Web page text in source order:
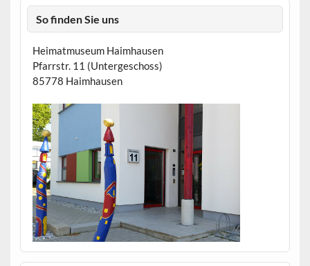
So finden Sie uns
Heimatmuseum Haimhausen
Pfarrstr. 11 (Untergeschoss)
85778 Haimhausen